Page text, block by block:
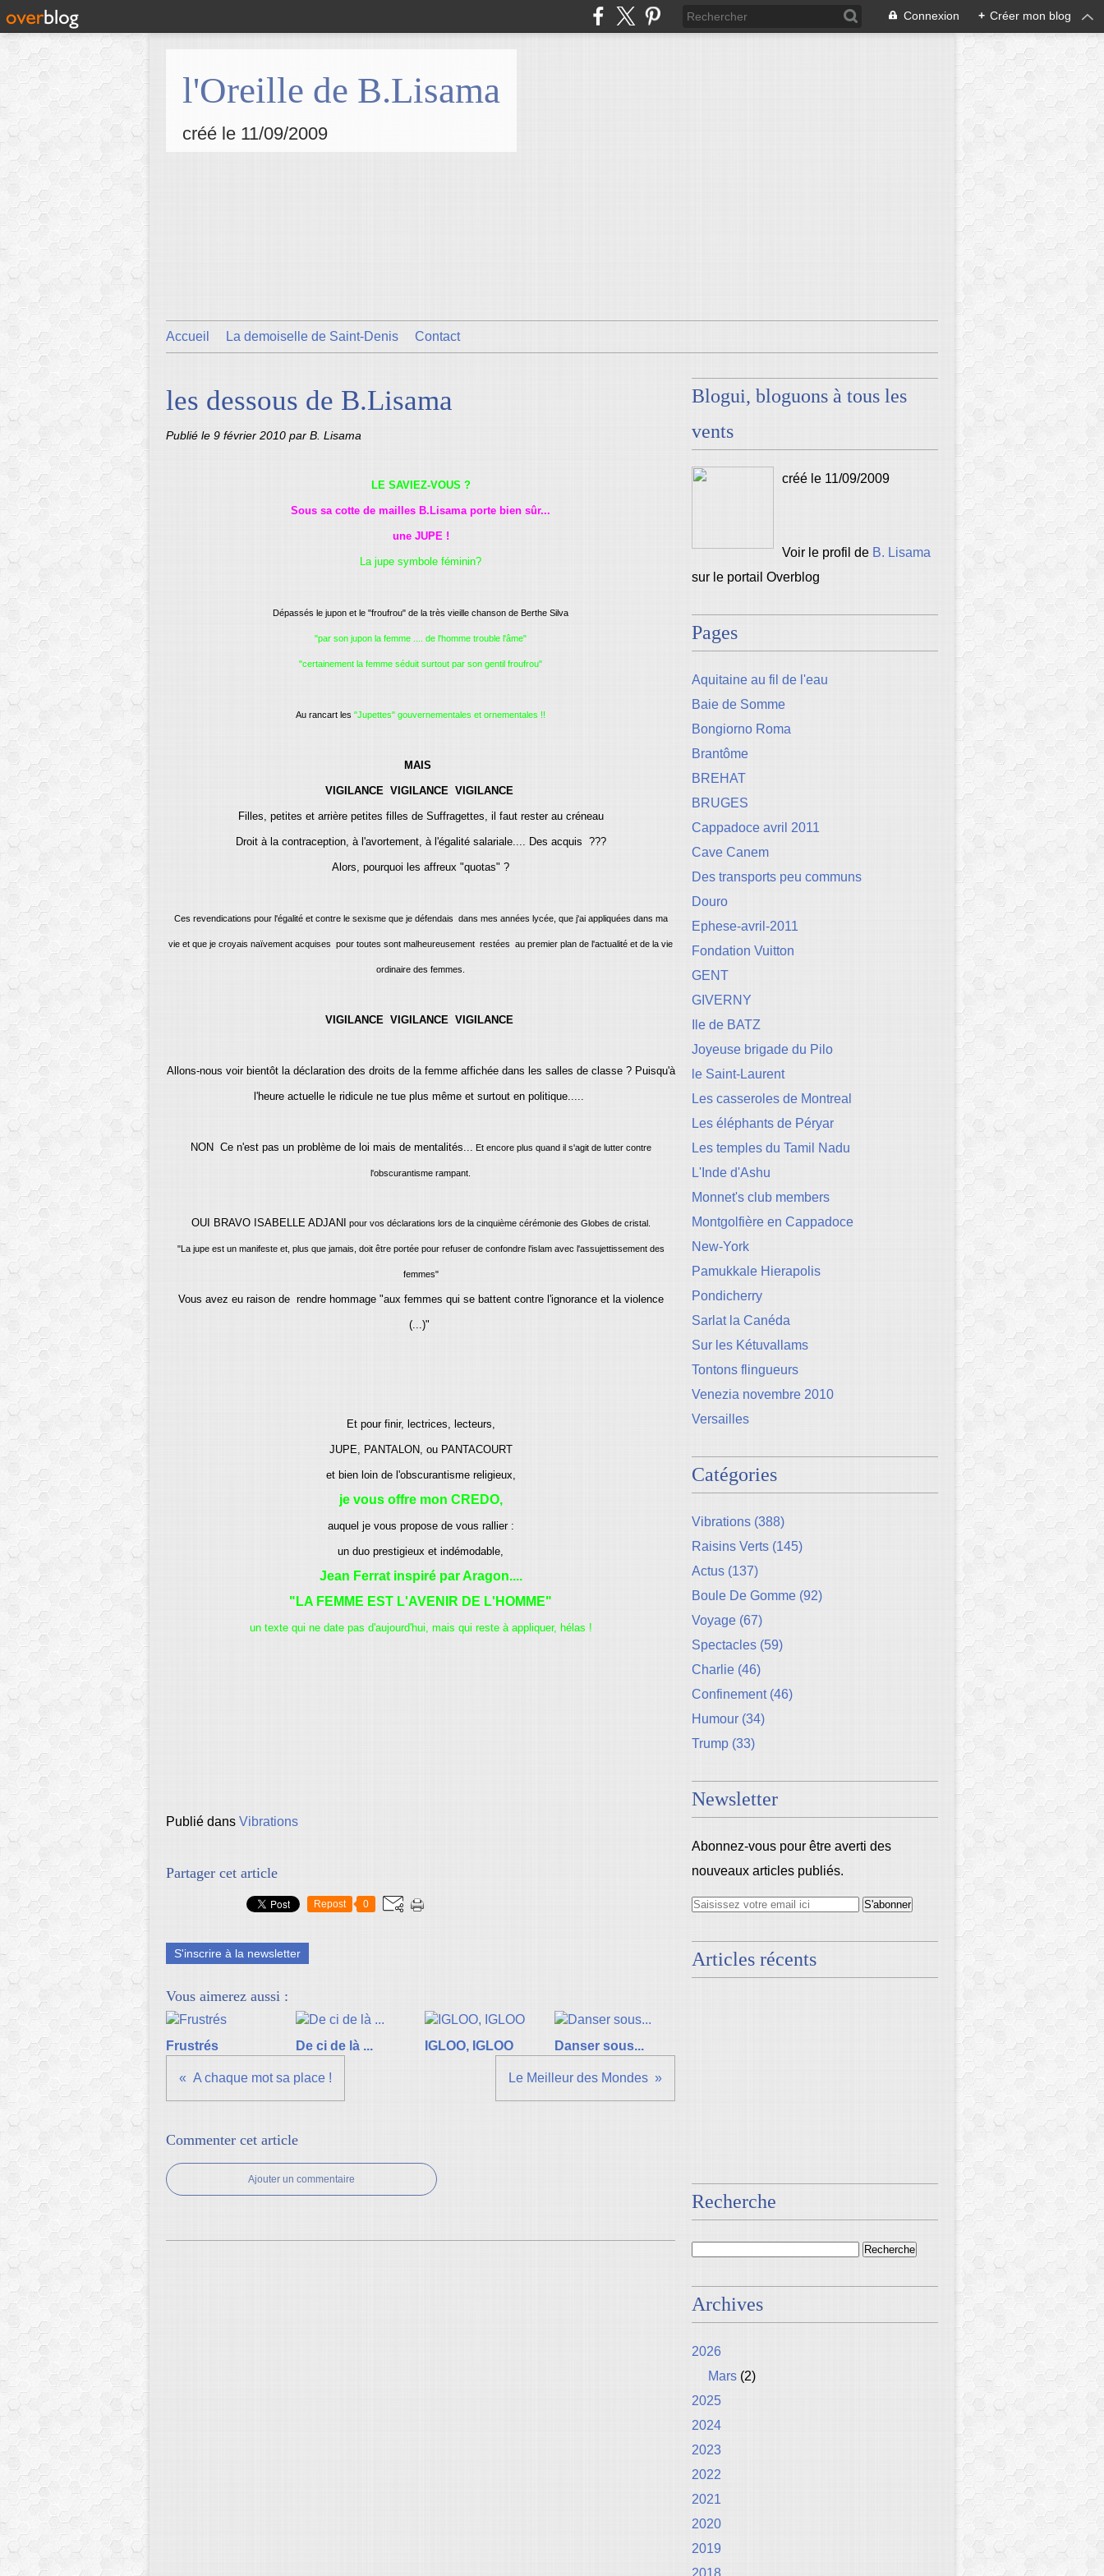
Connexion + Créer mon blog
l'Oreille de B.Lisama
créé le 11/09/2009
Accueil La demoiselle de Saint-Denis Contact
les dessous de B.Lisama
Publié le 9 février 2010 par B. Lisama
LE SAVIEZ-VOUS ?
Sous sa cotte de mailles B.Lisama porte bien sûr...
une JUPE !
La jupe symbole féminin?
Dépassés le jupon et le "froufrou" de la très vieille chanson de Berthe Silva
"par son jupon la femme .... de l'homme trouble l'âme"
"certainement la femme séduit surtout par son gentil froufrou"
Au rancart les "Jupettes" gouvernementales et ornementales !!
MAIS
VIGILANCE VIGILANCE VIGILANCE
Filles, petites et arrière petites filles de Suffragettes, il faut rester au créneau
Droit à la contraception, à l'avortement, à l'égalité salariale.... Des acquis ???
Alors, pourquoi les affreux "quotas" ?
Ces revendications pour l'égalité et contre le sexisme que je défendais dans mes années lycée, que j'ai appliquées dans ma
vie et que je croyais naïvement acquises pour toutes sont malheureusement restées au premier plan de l'actualité et de la vie
ordinaire des femmes.
VIGILANCE VIGILANCE VIGILANCE
Allons-nous voir bientôt la déclaration des droits de la femme affichée dans les salles de classe ? Puisqu'à
l'heure actuelle le ridicule ne tue plus même et surtout en politique.....
NON Ce n'est pas un problème de loi mais de mentalités... Et encore plus quand il s'agit de lutter contre
l'obscurantisme rampant.
OUI BRAVO ISABELLE ADJANI pour vos déclarations lors de la cinquième cérémonie des Globes de cristal.
"La jupe est un manifeste et, plus que jamais, doit être portée pour refuser de confondre l'islam avec l'assujettissement des
femmes"
Vous avez eu raison de rendre hommage "aux femmes qui se battent contre l'ignorance et la violence
(...)"
Et pour finir, lectrices, lecteurs,
JUPE, PANTALON, ou PANTACOURT
et bien loin de l'obscurantisme religieux,
je vous offre mon CREDO,
auquel je vous propose de vous rallier :
un duo prestigieux et indémodable,
Jean Ferrat inspiré par Aragon....
"LA FEMME EST L'AVENIR DE L'HOMME"
un texte qui ne date pas d'aujourd'hui, mais qui reste à appliquer, hélas !
Publié dans Vibrations
Partager cet article
Repost 0
S'inscrire à la newsletter
Vous aimerez aussi :
Frustrés De ci de là ... IGLOO, IGLOO Danser sous...
A chaque mot sa place ! Le Meilleur des Mondes
Commenter cet article
Ajouter un commentaire
Blogui, bloguons à tous les
vents
créé le 11/09/2009
Voir le profil de B. Lisama
sur le portail Overblog
Pages
Aquitaine au fil de l'eau
Baie de Somme
Bongiorno Roma
Brantôme
BREHAT
BRUGES
Cappadoce avril 2011
Cave Canem
Des transports peu communs
Douro
Ephese-avril-2011
Fondation Vuitton
GENT
GIVERNY
Ile de BATZ
Joyeuse brigade du Pilo
le Saint-Laurent
Les casseroles de Montreal
Les éléphants de Péryar
Les temples du Tamil Nadu
L'Inde d'Ashu
Monnet's club members
Montgolfière en Cappadoce
New-York
Pamukkale Hierapolis
Pondicherry
Sarlat la Canéda
Sur les Kétuvallams
Tontons flingueurs
Venezia novembre 2010
Versailles
Catégories
Vibrations (388)
Raisins Verts (145)
Actus (137)
Boule De Gomme (92)
Voyage (67)
Spectacles (59)
Charlie (46)
Confinement(46)
Humour (34)
Trump (33)
Newsletter
Abonnez-vous pour être averti des
nouveaux articles publiés.
Articles récents
Recherche
Archives
2026
Mars (2)
2025
2024
2023
2022
2021
2020
2019
2018